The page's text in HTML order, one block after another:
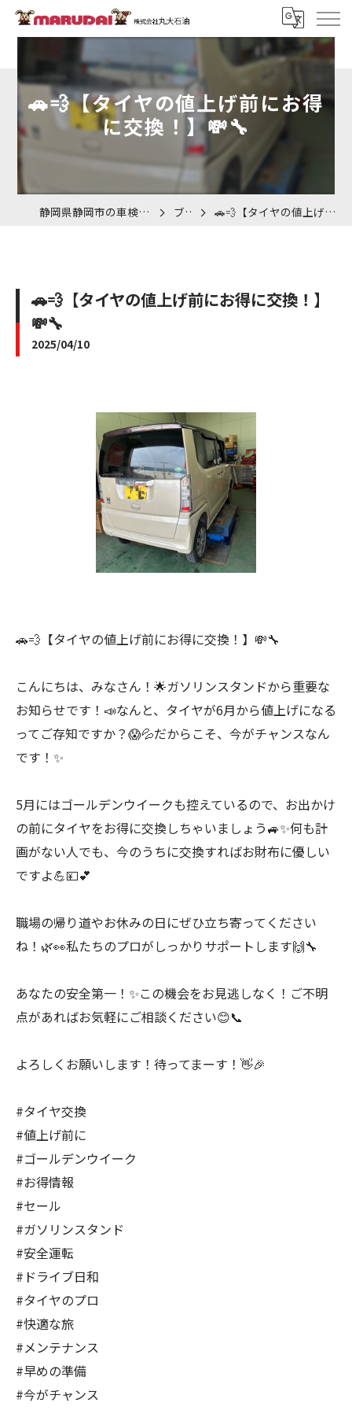
🚗💨【タイヤの値上げ前にお得
に交換！】💸🔧
静岡県静岡市の車検なら株式会社丸大石油 ブログ 🚗💨【タイヤの値上げ前にお得に交換！】💸🔧
🚗💨【タイヤの値上げ前にお得に交換！】
💸🔧
2025/04/10
🚗💨【タイヤの値上げ前にお得に交換！】💸🔧
こんにちは、みなさん！🌟ガソリンスタンドから重要な
お知らせです！📣なんと、タイヤが6月から値上げになる
ってご存知ですか？😱💦だからこそ、今がチャンスなん
です！✨
5月にはゴールデンウイークも控えているので、お出かけ
の前にタイヤをお得に交換しちゃいましょう🚙✨何も計
画がない人でも、今のうちに交換すればお財布に優しい
ですよ💪💴💕
職場の帰り道やお休みの日にぜひ立ち寄ってください
ね！🌿👀私たちのプロがしっかりサポートします🙌🔧
あなたの安全第一！✨この機会をお見逃しなく！ご不明
点があればお気軽にご相談ください😊📞
よろしくお願いします！待ってまーす！👋🎉
#タイヤ交換
#値上げ前に
#ゴールデンウイーク
#お得情報
#セール
#ガソリンスタンド
#安全運転
#ドライブ日和
#タイヤのプロ
#快適な旅
#メンテナンス
#早めの準備
#今がチャンス